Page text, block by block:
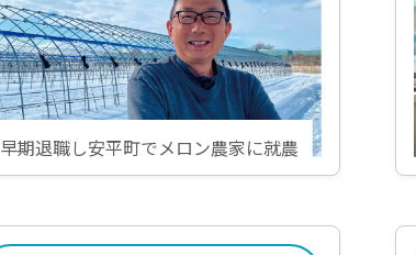
早期退職し安平町でメロン農家に就農